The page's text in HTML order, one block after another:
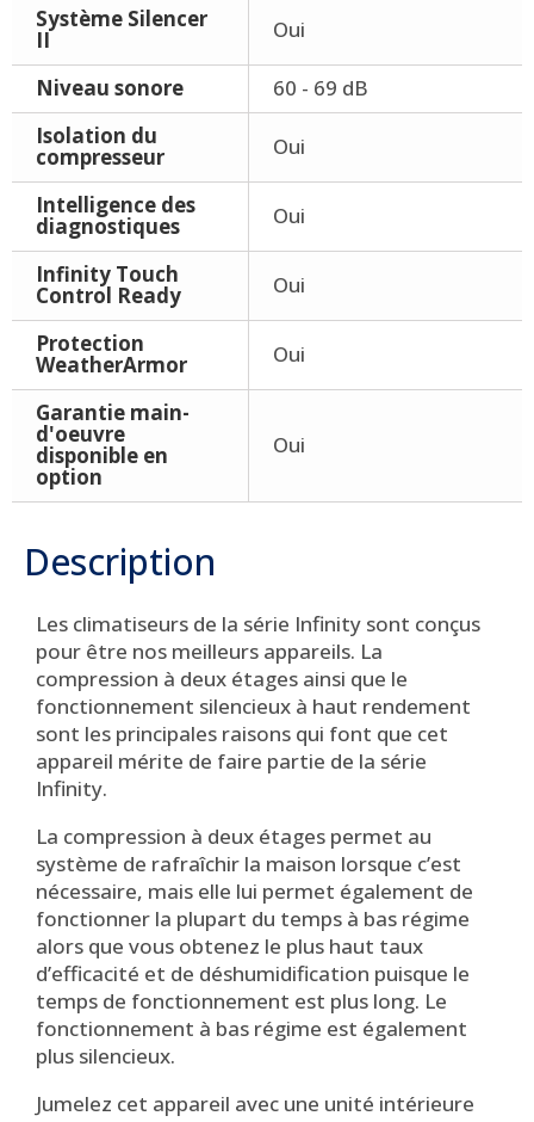
Système Silencer
II Oui
Niveau sonore
60 - 69 dB
Isolation du
compresseur Oui
Intelligence des
diagnostiques Oui
Infinity Touch
Control Ready Oui
Protection
WeatherArmor Oui
Garantie main-
d'oeuvre
disponible en
option
Oui
Description
Les climatiseurs de la série Infinity sont conçus
pour être nos meilleurs appareils. La
compression à deux étages ainsi que le
fonctionnement silencieux à haut rendement
sont les principales raisons qui font que cet
appareil mérite de faire partie de la série
Infinity.
La compression à deux étages permet au
système de rafraîchir la maison lorsque c’est
nécessaire, mais elle lui permet également de
fonctionner la plupart du temps à bas régime
alors que vous obtenez le plus haut taux
d’efficacité et de déshumidification puisque le
temps de fonctionnement est plus long. Le
fonctionnement à bas régime est également
plus silencieux.
Jumelez cet appareil avec une unité intérieure